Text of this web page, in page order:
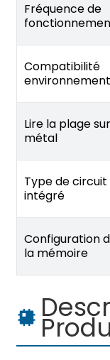
Fréquence de
Compatibilité
Lire la plage
métal
Type de circuit
intégré
Configuration
la mémoire